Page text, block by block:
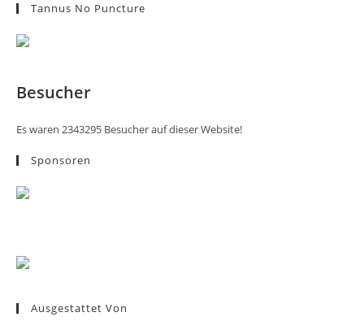
Tannus No Puncture
Besucher
Es waren 2343295 Besucher auf dieser Website!
Sponsoren
Ausgestattet Von